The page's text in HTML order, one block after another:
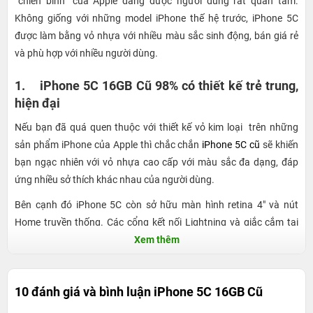
Không giống với những model iPhone thế hệ trước, iPhone 5C
được làm bằng vỏ nhựa với nhiều màu sắc sinh động, bán giá rẻ
và phù hợp với nhiều người dùng.
1. iPhone 5C 16GB Cũ 98% có thiết kế trẻ trung,
hiện đại
Nếu bạn đã quá quen thuộc với thiết kế vỏ kim loại trên những
sản phẩm iPhone của Apple thì chắc chắn iPhone 5C cũ sẽ khiến
bạn ngạc nhiên với vỏ nhựa cao cấp với màu sắc đa dạng, đáp
ứng nhiều sở thích khác nhau của người dùng.
Bên cạnh đó iPhone 5C còn sở hữu màn hình retina 4" và nút
Home truyền thống. Các cổng kết nối Lightning và giắc cắm tai
nghe được bố trí ở đáy máy, tương tự như iPhone 5S, các chi tiết
được trải nghiệm sản phẩm miễn phí nhé!
Xem thêm
10 đánh giá và bình luận iPhone 5C 16GB Cũ